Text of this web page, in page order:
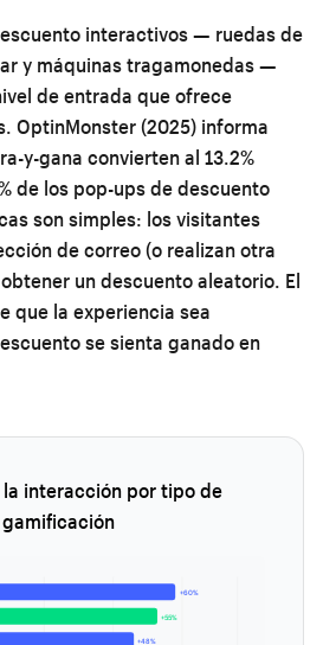
interactivos — ruedas de
y máquinas tragamonedas —
de entrada que ofrece
OptinMonster (2025) informa
y-gana convierten al 13.2%
de los pop-ups de descuento
son simples: los visitantes
de correo (o realizan otra
un descuento aleatorio. El
que la experiencia sea
se sienta ganado en
la interacción por tipo de
gamificación
+60%
+55%
+48%